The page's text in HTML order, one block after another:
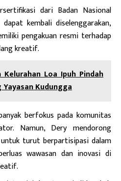
dari Badan Nasional
kembali diselenggarakan,
pengakuan resmi terhadap
kreatif.
Kelurahan Loa Ipuh Pindah
Kudungga
berfokus pada komunitas
Namun, Dery mendorong
turut berpartisipasi dalam
wawasan dan inovasi di